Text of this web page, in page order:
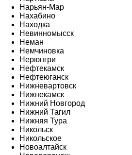
Нарьян-Мар
Нахабино
Находка
Невинномысск
Неман
Немчиновка
Нерюнгри
Нефтекамск
Нефтеюганск
Нижневартовск
Нижнекамск
Нижний Новгород
Нижний Тагил
Нижняя Тура
Никольск
Никольское
Новоалтайск